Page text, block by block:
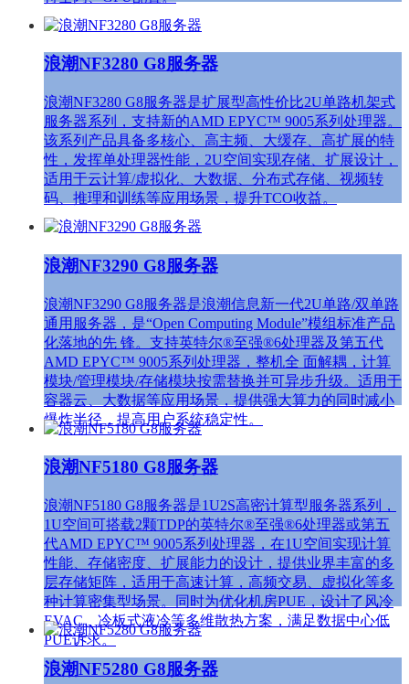
浪潮NF3280 G8服务器
浪潮NF3280 G8服务器是扩展型高性价比2U单路机架式
服务器系列，支持新的AMD EPYC™ 9005系列处理器。
该系列产品具备多核心、高主频、大缓存、高扩展的特
性，发挥单处理器性能，2U空间实现存储、扩展设计，
适用于云计算/虚拟化、大数据、分布式存储、视频转
码、推理和训练等应用场景，提升TCO收益。
浪潮NF3290 G8服务器
浪潮NF3290 G8服务器是浪潮信息新一代2U单路/双单路
通用服务器，是“Open Computing Module”模组标准产品
化落地的先 锋。支持英特尔®至强®6处理器及第五代
AMD EPYC™ 9005系列处理器，整机全 面解耦，计算
模块/管理模块/存储模块按需替换并可异步升级。适用于
容器云、大数据等应用场景，提供强大算力的同时减小
爆炸半径，提高用户系统稳定性。
浪潮NF5180 G8服务器
浪潮NF5180 G8服务器是1U2S高密计算型服务器系列，
1U空间可搭载2颗TDP的英特尔®至强®6处理器或第五
代AMD EPYC™ 9005系列处理器，在1U空间实现计算
性能、存储密度、扩展能力的设计，提供业界丰富的多
层存储矩阵，适用于高速计算，高频交易、虚拟化等多
种计算密集型场景。同时为优化机房PUE，设计了风冷
EVAC、冷板式液冷等多维散热方案，满足数据中心低
PUE诉求。
浪潮NF5280 G8服务器